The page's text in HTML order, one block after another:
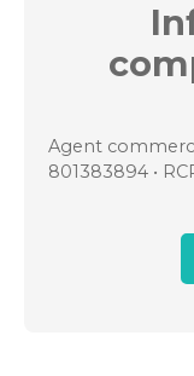
Agent
801383894 •